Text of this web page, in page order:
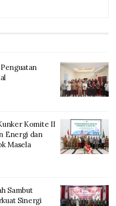
Komite II
Energi dan
Masela
Sambut
Sinergi